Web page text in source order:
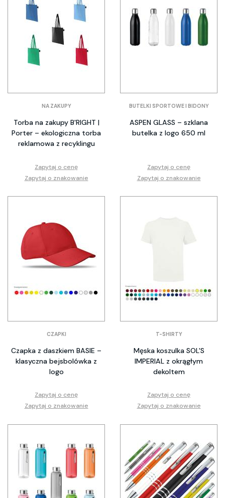
NA ZAKUPY
Torba na zakupy B'RIGHT |
Porter – ekologiczna torba
reklamowa z recyklingu
Zapytaj o cenę
Zapytaj o znakowanie
BUTELKI SPORTOWE I BIDONY
ASPEN GLASS – szklana
butelka z logo 650 ml
Zapytaj o cenę
Zapytaj o znakowanie
CZAPKI
Czapka z daszkiem BASIE –
klasyczna bejsbolówka z
logo
Zapytaj o cenę
Zapytaj o znakowanie
T-SHIRTY
Męska koszulka SOL'S
IMPERIAL z okrągłym
dekoltem
Zapytaj o cenę
Zapytaj o znakowanie